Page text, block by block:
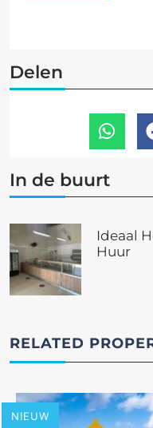
Delen
In de buurt
Ideaal
Huur
RELATED
NIEUW